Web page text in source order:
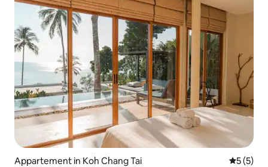
Appartement in Koh Chang Tai
5 (5)